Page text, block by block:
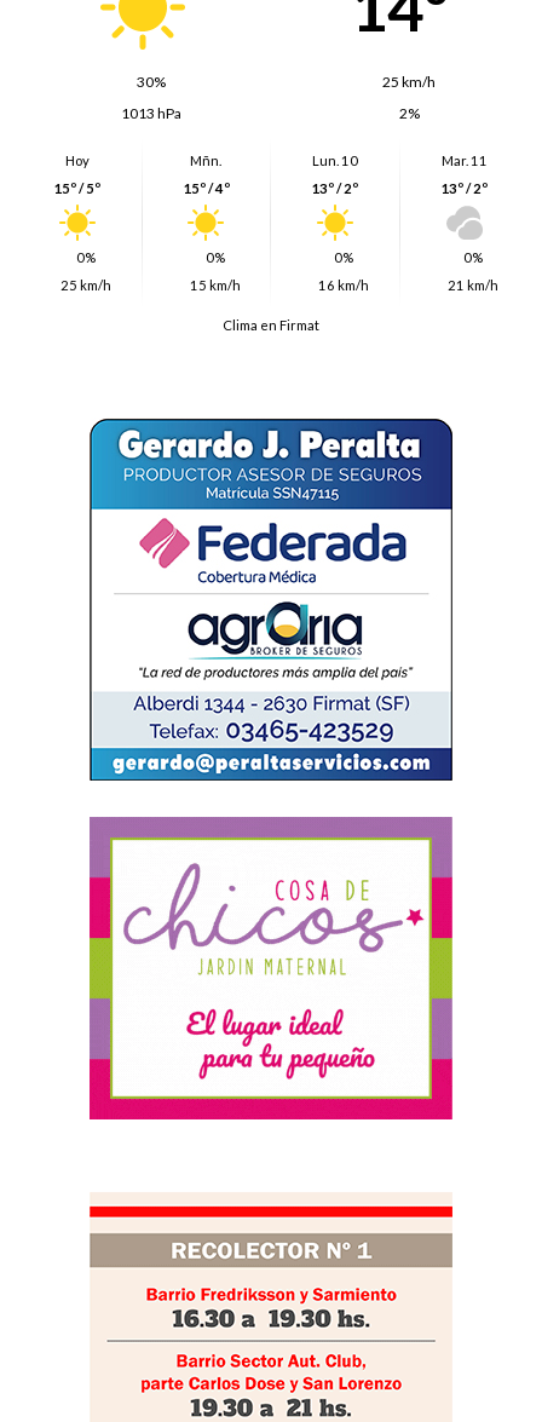
30%
25 km/h
1013 hPa
2%
Hoy
15º / 5º
0%
25 km/h
Mñn.
15º / 4º
0%
15 km/h
Lun. 10
13º / 2º
0%
16 km/h
Mar. 11
13º / 2º
0%
21 km/h
Clima en Firmat